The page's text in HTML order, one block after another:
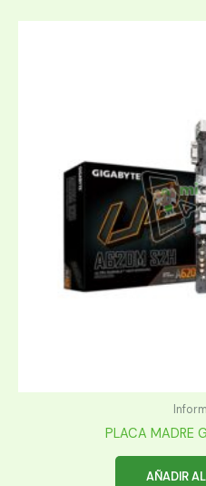
PLACA MADRE
AÑADIR